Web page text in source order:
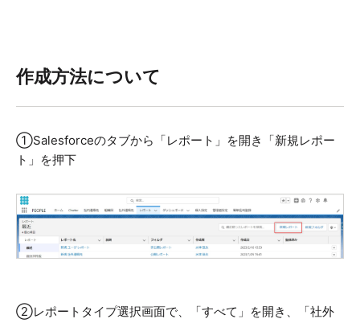
作成方法について
①Salesforceのタブから「レポート」を開き「新規レポー
ト」を押下
②レポートタイプ選択画面で、「すべて」を開き、「社外